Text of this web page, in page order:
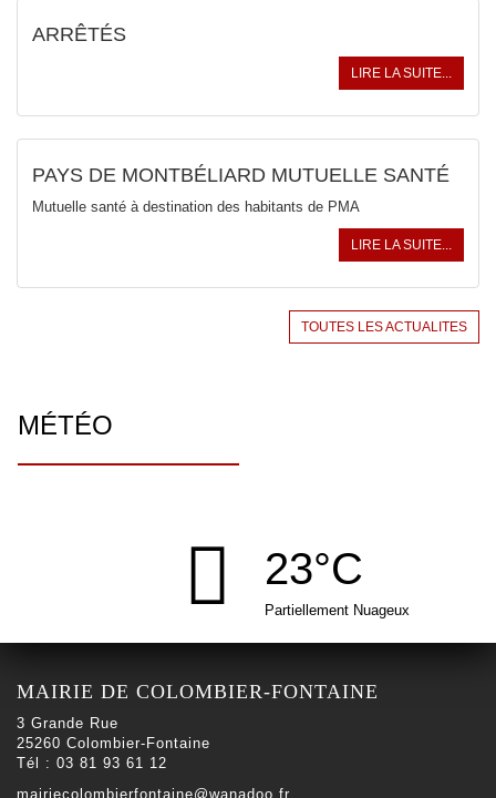
ARRÊTÉS
LIRE LA SUITE...
PAYS DE MONTBÉLIARD MUTUELLE SANTÉ
Mutuelle santé à destination des habitants de PMA
LIRE LA SUITE...
TOUTES LES ACTUALITES
MÉTÉO
23°C
Partiellement Nuageux
MAIRIE DE COLOMBIER-FONTAINE
3 Grande Rue
25260 Colombier-Fontaine
Tél : 03 81 93 61 12
mairiecolombierfontaine@wanadoo.fr